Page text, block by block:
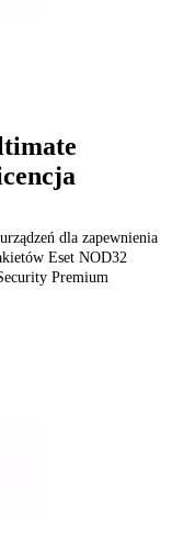
dla zapewnienia
Eset NOD32
Premium